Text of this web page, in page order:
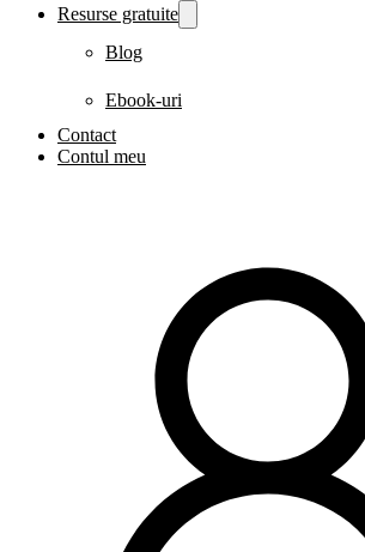
Resurse gratuite
Blog
Ebook-uri
Contact
Contul meu